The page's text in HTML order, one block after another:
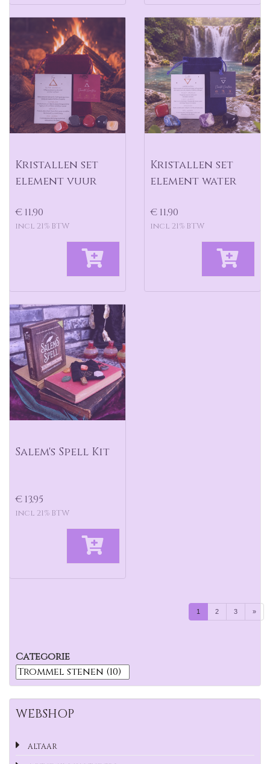
Kristallen set
element vuur
€ 11,90
incl 21% BTW
Kristallen set
element water
€ 11,90
incl 21% BTW
Salem's Spell Kit
€ 13,95
incl 21% BTW
1 2 3 »
Categorie
WEBSHOP
ALTAAR